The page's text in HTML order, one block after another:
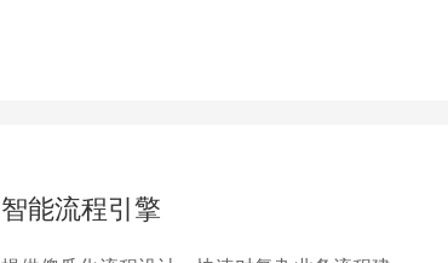
智能流程引擎